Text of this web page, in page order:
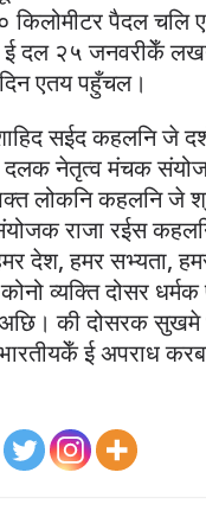
पैदल चलि
ई दल २५ जनवरीकेँ
एतय पहुँचल।
सईद कहलनि जे
दलक नेतृत्व मंचक
लोकनि कहलनि जे
राजा रईस
देश, हमर सभ्यता,
व्यक्ति दोसर
की दोसरक सुखमे
ई अपराध